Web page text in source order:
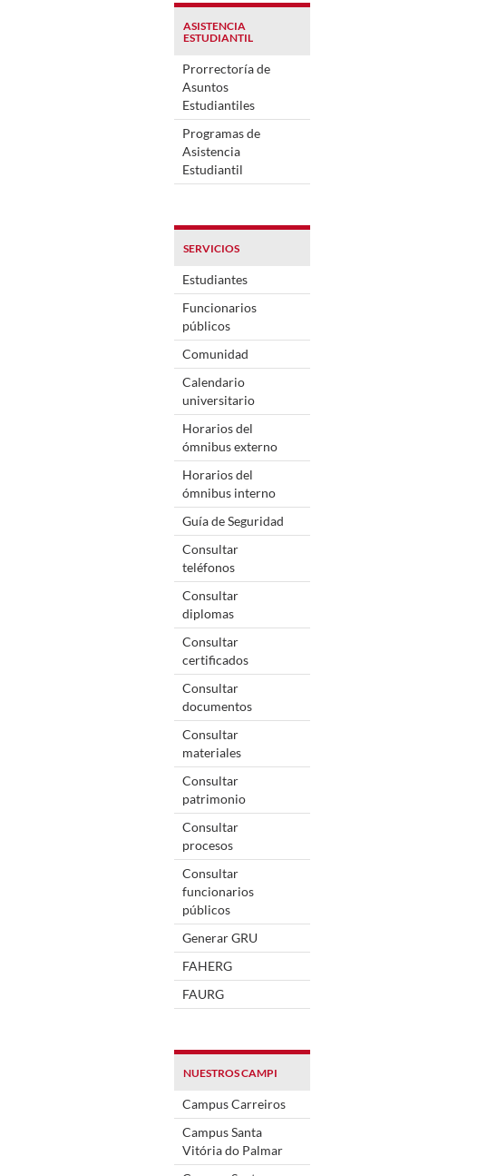
ASISTENCIA
ESTUDIANTIL
Prorrectoría de
Asuntos
Estudiantiles
Programas de
Asistencia
Estudiantil
SERVICIOS
Estudiantes
Funcionarios
públicos
Comunidad
Calendario
universitario
Horarios del
ómnibus externo
Horarios del
ómnibus interno
Guía de Seguridad
Consultar
teléfonos
Consultar
diplomas
Consultar
certificados
Consultar
documentos
Consultar
materiales
Consultar
patrimonio
Consultar
procesos
Consultar
funcionarios
públicos
Generar GRU
FAHERG
FAURG
NUESTROS CAMPI
Campus Carreiros
Campus Santa
Vitória do Palmar